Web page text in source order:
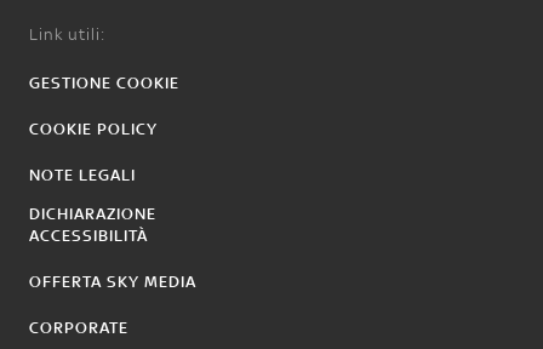
Link utili:
GESTIONE COOKIE
COOKIE POLICY
NOTE LEGALI
DICHIARAZIONE
ACCESSIBILITÀ
OFFERTA SKY MEDIA
CORPORATE